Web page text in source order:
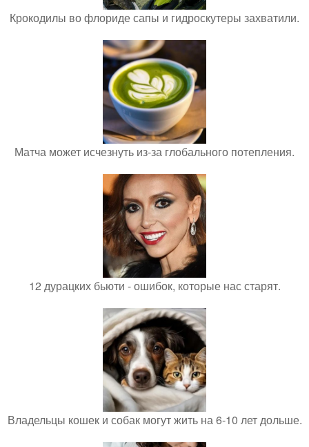
Крокодилы во флориде сапы и гидроскутеры захватили.
Матча может исчезнуть из-за глобального потепления.
12 дурацких бьюти - ошибок, которые нас старят.
Владельцы кошек и собак могут жить на 6-10 лет дольше.